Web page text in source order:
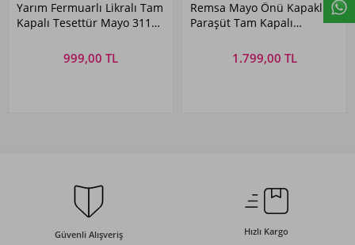
Yarım Fermuarlı Likralı Tam
Kapalı Tesettür Mayo 3115
999,00 TL
Remsa Mayo Önü Kapaklı
Paraşüt Tam Kapalı
1.799,00 TL
Güvenli Alışveriş Hızlı Kargo